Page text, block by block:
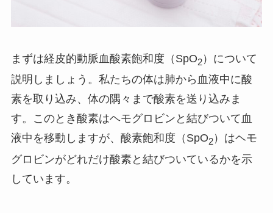
まずは経皮的動脈血酸素飽和度（SpO2）について
説明しましょう。私たちの体は肺から血液中に酸
素を取り込み、体の隅々まで酸素を送り込みま
す。このとき酸素はヘモグロビンと結びついて血
液中を移動しますが、酸素飽和度（SpO2）はヘモ
グロビンがどれだけ酸素と結びついているかを示
しています。